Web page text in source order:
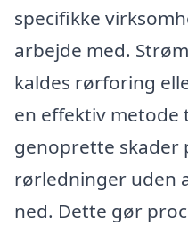
specifikke
arbejde med.
kaldes rørforing
en effektiv metode
genoprette skader
rørledninger uden
ned. Dette gør